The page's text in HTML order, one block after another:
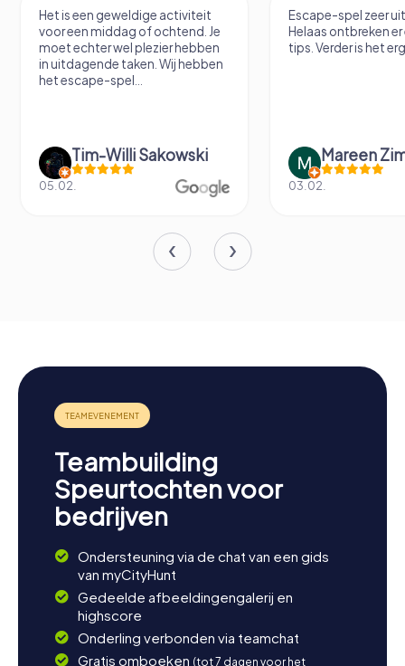
Het is een geweldige activiteit
voor een middag of ochtend. Je
moet echter wel plezier hebben
in uitdagende taken. Wij hebben
het escape-spel...
Tim-Willi Sakowski
05.02.
Escape-spel zeer
Helaas ontbreken er
tips. Verder is het
Mareen
03.02.
Teambuilding
Speurtochten voor
bedrijven
Ondersteuning via de chat van een gids
van myCityHunt
Gedeelde afbeeldingengalerij en
highscore
Onderling verbonden via teamchat
Gratis omboeken (tot 7 dagen voor het